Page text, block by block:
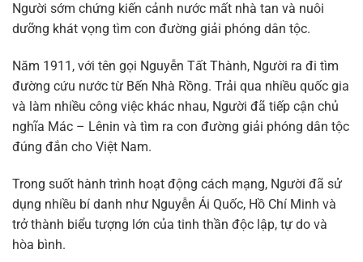
Người sớm chứng kiến cảnh nước mất nhà tan và nuôi
dưỡng khát vọng tìm con đường giải phóng dân tộc.
Năm 1911, với tên gọi Nguyễn Tất Thành, Người ra đi tìm
đường cứu nước từ Bến Nhà Rồng. Trải qua nhiều quốc gia
và làm nhiều công việc khác nhau, Người đã tiếp cận chủ
nghĩa Mác – Lênin và tìm ra con đường giải phóng dân tộc
đúng đắn cho Việt Nam.
Trong suốt hành trình hoạt động cách mạng, Người đã sử
dụng nhiều bí danh như Nguyễn Ái Quốc, Hồ Chí Minh và
trở thành biểu tượng lớn của tinh thần độc lập, tự do và
hòa bình.